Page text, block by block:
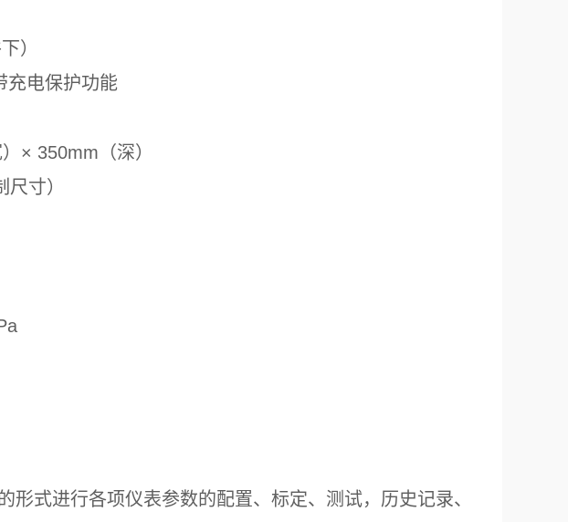
）
充电保护功能
× 350mm（深）
寸）
形式进行各项仪表参数的配置、标定、测试，历史记录、